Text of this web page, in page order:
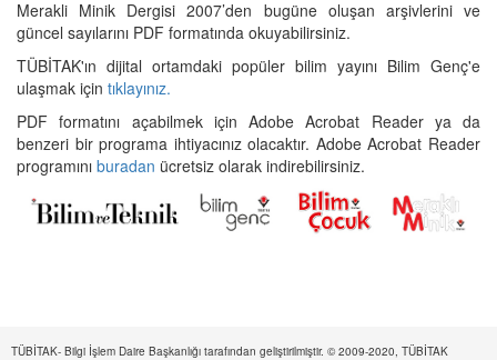
Merakli Minik Dergisi 2007’den bugüne oluşan arşivlerini ve
güncel sayılarını PDF formatında okuyabilirsiniz.
TÜBİTAK'ın dijital ortamdaki popüler bilim yayını Bilim Genç'e
ulaşmak için tıklayınız.
PDF formatını açabilmek için Adobe Acrobat Reader ya da
benzeri bir programa ihtiyacınız olacaktır. Adobe Acrobat Reader
programını buradan ücretsiz olarak indirebilirsiniz.
TÜBİTAK- Bilgi İşlem Daire Başkanlığı tarafından geliştirilmiştir. © 2009-2020, TÜBİTAK